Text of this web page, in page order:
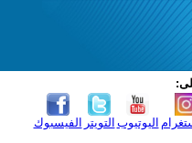
الفيسبوك التويتر اليوتيوب